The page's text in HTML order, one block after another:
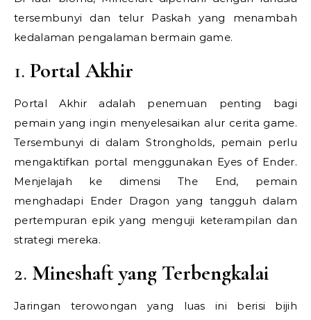
tersembunyi dan telur Paskah yang menambah
kedalaman pengalaman bermain game.
1. Portal Akhir
Portal Akhir adalah penemuan penting bagi
pemain yang ingin menyelesaikan alur cerita game.
Tersembunyi di dalam Strongholds, pemain perlu
mengaktifkan portal menggunakan Eyes of Ender.
Menjelajah ke dimensi The End, pemain
menghadapi Ender Dragon yang tangguh dalam
pertempuran epik yang menguji keterampilan dan
strategi mereka.
2. Mineshaft yang Terbengkalai
Jaringan terowongan yang luas ini berisi bijih